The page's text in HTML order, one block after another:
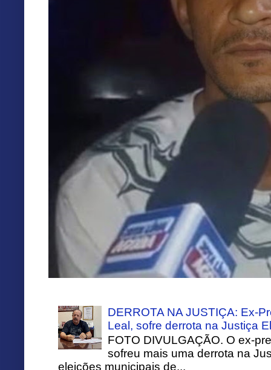
DERROTA NA JUSTIÇA: Ex-
Leal, sofre derrota na Justiça
FOTO DIVULGAÇÃO. O ex-
sofreu mais uma derrota na
eleições municipais de...